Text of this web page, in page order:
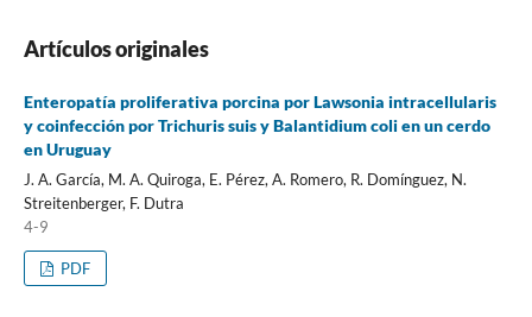
Artículos originales
Enteropatía proliferativa porcina por Lawsonia intracellularis
y coinfección por Trichuris suis y Balantidium coli en un cerdo
en Uruguay
J. A. García, M. A. Quiroga, E. Pérez, A. Romero, R. Domínguez, N.
Streitenberger, F. Dutra
4-9
PDF